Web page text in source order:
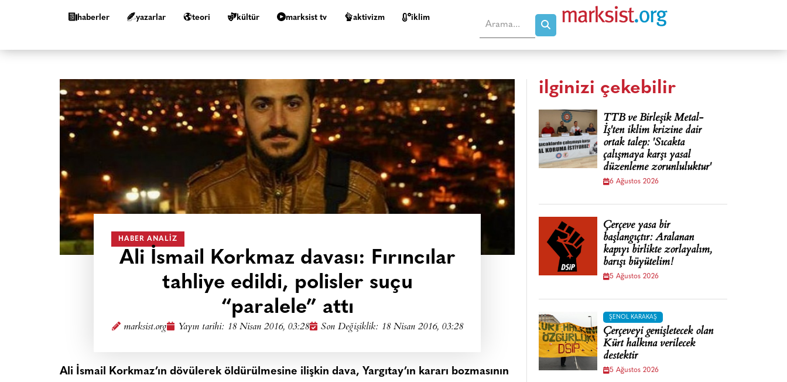
haberler yazarlar teori kültür marksist tv aktivizm i̇klim
HABER ANALIZ
Ali İsmail Korkmaz davası: Fırıncılar
tahliye edildi, polisler suçu
“paralele” attı
marksist.org Yayın tarihi: 18 Nisan 2016, 03:28 Son Değişiklik: 18 Nisan 2016, 03:28
Ali İsmail Korkmaz’ın dövülerek öldürülmesine ilişkin dava, Yargıtay’ın kararı bozmasının
ilginizi çekebilir
TTB ve Birleşik Metal-
İş'ten iklim krizine dair
ortak talep: 'Sıcakta
çalışmaya karşı yasal
düzenleme zorunluluktur'
6 Ağustos 2026
Çerçeve yasa bir
başlangıçtır: Aralanan
kapıyı birlikte zorlayalım,
barışı büyütelim!
5 Ağustos 2026
ŞENOL KARAKAŞ
Çerçeveyi genişletecek olan
Kürt halkına verilecek
destektir
5 Ağustos 2026